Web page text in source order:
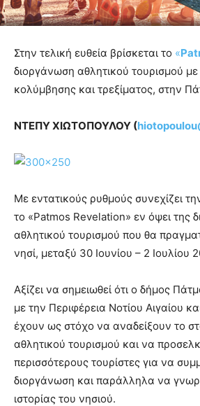
Στην τελική ευθεία βρίσκεται το «
διοργάνωση αθλητικού τουρισμού
κολύμβησης και τρεξίματος, στην
ΝΤΕΠΥ ΧΙΩΤΟΠΟΥΛΟΥ (
Με εντατικούς ρυθμούς συνεχίζει
το «Patmos Revelation» εν όψει της
αθλητικού τουρισμού που θα
νησί, μεταξύ 30 Ιουνίου – 2 Ιουλίου
Αξίζει να σημειωθεί ότι ο δήμος
με την Περιφέρεια Νοτίου Αιγαίου
έχουν ως στόχο να αναδείξουν το
αθλητικού τουρισμού και να
περισσότερους τουρίστες για να
διοργάνωση και παράλληλα να
ιστορίας του νησιού.